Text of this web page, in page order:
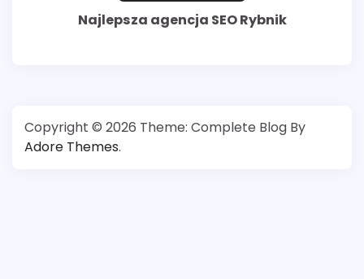
Najlepsza agencja SEO Rybnik
Copyright © 2026 Theme: Complete Blog By
Adore Themes.